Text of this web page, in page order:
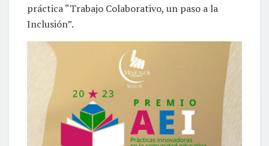
práctica “Trabajo Colaborativo, un paso a la
Inclusión”.